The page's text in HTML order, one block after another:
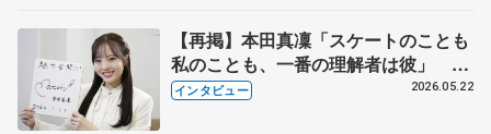
【再掲】本田真凜「スケートのことも
私のことも、一番の理解者は彼」 引
退時の単独インタビューで語った競技
インタビュー 2026.05.22